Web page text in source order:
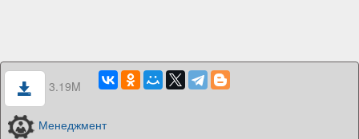
3.19M
Менеджмент